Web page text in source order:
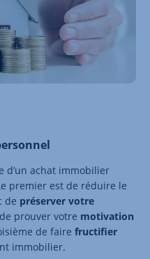
d’un achat immobilier
premier est de réduire le
de préserver votre
prouver votre motivation
de faire fructifier
immobilier.